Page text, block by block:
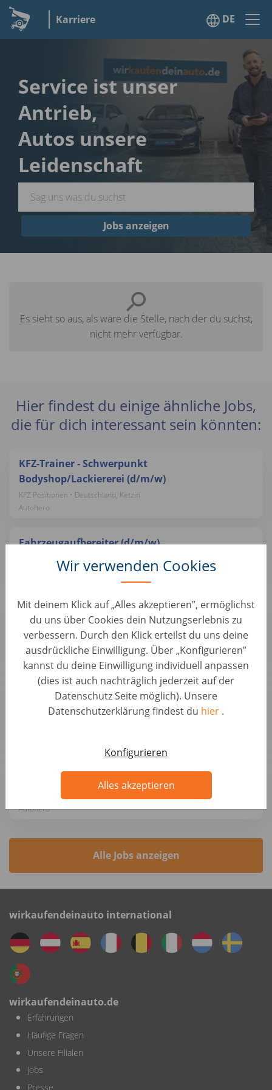
Karriere DE
Wir verwenden Cookies
Mit deinem Klick auf „Alles akzeptieren”, ermöglichst
du uns über Cookies dein Nutzungserlebnis zu
verbessern. Durch den Klick erteilst du uns deine
ausdrückliche Einwilligung. Über „Konfigurieren”
kannst du deine Einwilligung individuell anpassen
(dies ist auch nachträglich jederzeit auf der
Datenschutz Seite möglich). Unsere
Datenschutzerklärung findest du hier .
Konfigurieren
Alles akzeptieren
Service ist unser
Antrieb,
Autos unsere
Leidenschaft
Jobs anzeigen
Es sieht so aus, als wäre die Stelle, nach der du suchst,
nicht mehr verfügbar.
Hier findest du einige ähnliche Jobs,
die für dich interessant sein könnten:
KFZ-Trainer - Schwerpunkt
Bodyshop/Lackiererei (d/m/w)
KFZ Positionen • Deutschland, Ketzin
Autohero
Fahrzeugaufbereiter (d/m/w)
KFZ Positionen • Deutschland, Ketzin
Mobiler KFZ-Trainer / Lackierer / Meister für
Lackiererei (d/m/w)
KFZ Positionen • Deutschland, Berlin
Autohero
KFZ-Mechatroniker / Meister (m/w/d) – Pkw-
Wartung & Reparatur
KFZ Positionen • Deutschland, Ketzin
KFZ Positionen • Deutschland, Ketzin
Autohero
Alle Jobs anzeigen
wirkaufendeinauto international
wirkaufendeinauto.de
Erfahrungen
Häufige Fragen
Unsere Filialen
Jobs
Presse